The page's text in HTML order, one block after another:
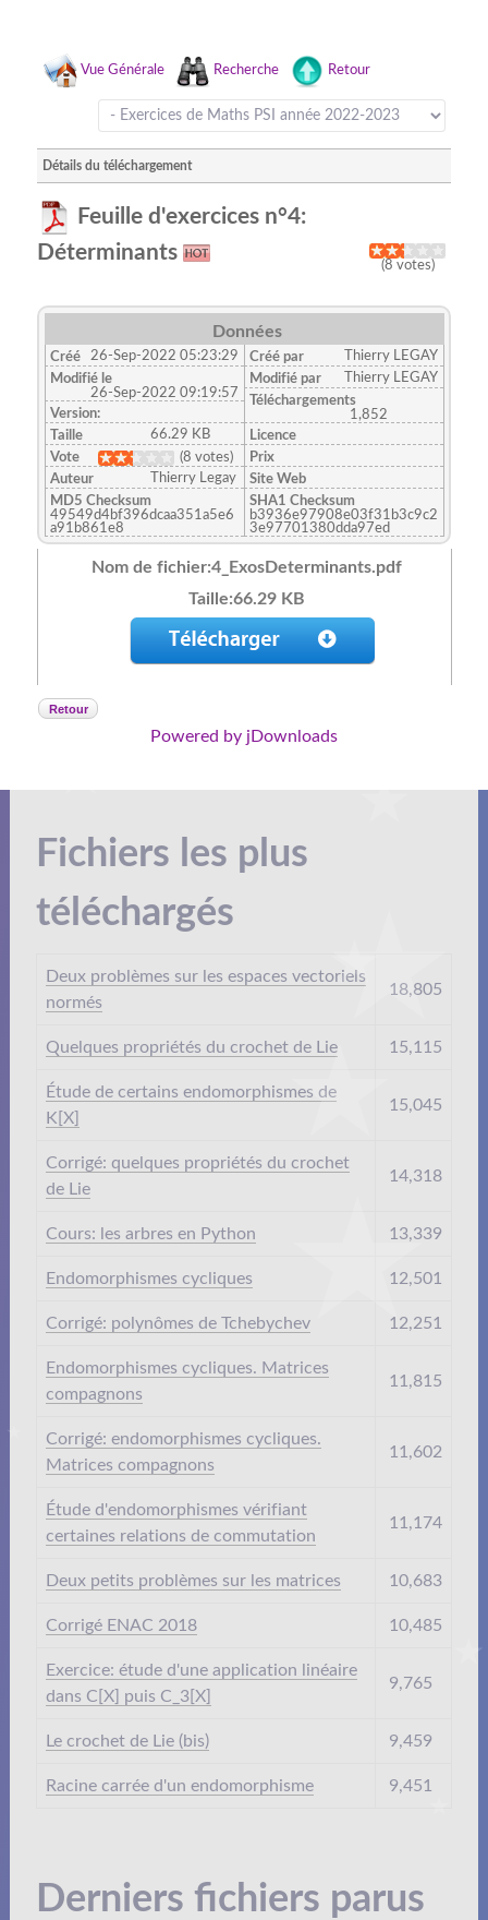
Vue Générale Recherche Retour
Détails du téléchargement
Feuille d'exercices n°4:
Déterminants
(8 votes)
Données
Créé
26-Sep-2022 05:23:29
Modifié le
26-Sep-2022 09:19:57
Version:
Taille
66.29 KB
Vote
(8 votes)
Auteur
Thierry Legay
MD5 Checksum
49549d4bf396dcaa351a5e6
a91b861e8
Créé par
Thierry LEGAY
Modifié par
Thierry LEGAY
Téléchargements
1,852
Licence
Prix
Site Web
SHA1 Checksum
b3936e97908e03f31b3c9c2
3e97701380dda97ed
Nom de fichier:4_ExosDeterminants.pdf
Taille:66.29 KB
Retour
Powered by jDownloads
Fichiers les plus
téléchargés
Deux problèmes sur les espaces vectoriels
normés
18,805
Quelques propriétés du crochet de Lie 15,115
Étude de certains endomorphismes de
K[X]
15,045
Corrigé: quelques propriétés du crochet
de Lie
14,318
Cours: les arbres en Python 13,339
Endomorphismes cycliques 12,501
Corrigé: polynômes de Tchebychev 12,251
Endomorphismes cycliques. Matrices
compagnons
11,815
Corrigé: endomorphismes cycliques.
Matrices compagnons
11,602
Étude d'endomorphismes vérifiant
certaines relations de commutation
11,174
Deux petits problèmes sur les matrices 10,683
Corrigé ENAC 2018 10,485
Exercice: étude d'une application linéaire
dans C[X] puis C_3[X]
9,765
Le crochet de Lie (bis) 9,459
Racine carrée d'un endomorphisme 9,451
Derniers fichiers parus